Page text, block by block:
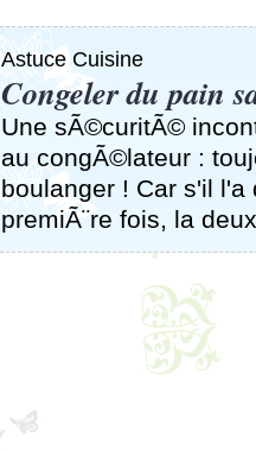
Astuce Cuisine
Congeler du pain
Une sÃ©curitÃ©
au congÃ©lateur :
boulanger ! Car s'il
premiÃ¨re fois, la